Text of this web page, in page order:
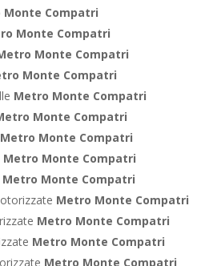
Monte Compatri
Monte Compatri
Monte Compatri
Monte Compatri
Metro Monte Compatri
Monte Compatri
Metro Monte Compatri
Metro Monte Compatri
Metro Monte Compatri
Metro Monte Compatri
Metro Monte Compatri
Metro Monte Compatri
Metro Monte Compatri